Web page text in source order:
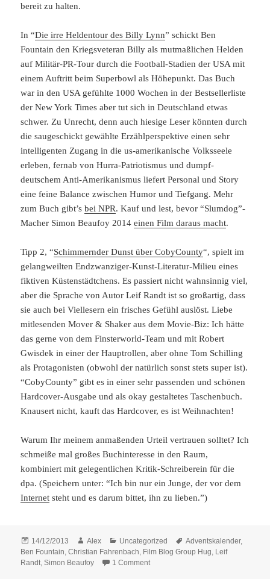
bereit zu halten.
In “Die irre Heldentour des Billy Lynn” schickt Ben
Fountain den Kriegsveteran Billy als mutmaßlichen Helden
auf Militär-PR-Tour durch die Football-Stadien der USA mit
einem Auftritt beim Superbowl als Höhepunkt. Das Buch
war in den USA gefühlte 1000 Wochen in der Bestsellerliste
der New York Times aber tut sich in Deutschland etwas
schwer. Zu Unrecht, denn auch hiesige Leser könnten durch
die saugeschickt gewählte Erzählperspektive einen sehr
intelligenten Zugang in die us-amerikanische Volksseele
erleben, fernab von Hurra-Patriotismus und dumpf-
deutschem Anti-Amerikanismus liefert Personal und Story
eine feine Balance zwischen Humor und Tiefgang. Mehr
zum Buch gibt’sbei NPR. Kauf und lest, bevor “Slumdog”-
Macher Simon Beaufoy 2014einen Film daraus macht.
Tipp 2, “Schimmernder Dunst über CobyCounty“, spielt im
gelangweilten Endzwanziger-Kunst-Literatur-Milieu eines
fiktiven Küstenstädtchens. Es passiert nicht wahnsinnig viel,
aber die Sprache von Autor Leif Randt ist so großartig, dass
sie auch bei Viellesern ein frisches Gefühl auslöst. Liebe
mitlesenden Mover & Shaker aus dem Movie-Biz: Ich hätte
das gerne von dem Finsterworld-Team und mit Robert
Gwisdek in einer der Hauptrollen, aber ohne Tom Schilling
als Protagonisten (obwohl der natürlich sonst stets super ist).
“CobyCounty” gibt es in einer sehr passenden und schönen
Hardcover-Ausgabe und als okay gestaltetes Taschenbuch.
Knausert nicht, kauft das Hardcover, es ist Weihnachten!
Warum Ihr meinem anmaßenden Urteil vertrauen solltet? Ich
schmeiße mal großes Buchinteresse in den Raum,
kombiniert mit gelegentlichen Kritik-Schreiberein für die
dpa. (Speichern unter: “Ich bin nur ein Junge, der vor dem
Internet steht und es darum bittet, ihn zu lieben.”)
Posted
on
14/12/2013 Author
Alex Categories
Uncategorized Tags
Adventskalender,
Ben Fountain,Christian Fahrenbach, Film Blog Group Hug, Leif
Randt,Simon Beaufoy 1 Commenton Film Blog Adventskalender – 14